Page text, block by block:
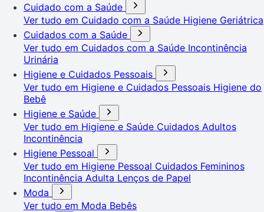
Cuidado com a Saúde
Ver tudo em Cuidado com a Saúde Higiene Geriátrica
Cuidados com a Saúde
Ver tudo em Cuidados com a Saúde Incontinência
Urinária
Higiene e Cuidados Pessoais
Ver tudo em Higiene e Cuidados Pessoais Higiene do
Bebê
Higiene e Saúde
Ver tudo em Higiene e Saúde Cuidados Adultos
Incontinência
Higiene Pessoal
Ver tudo em Higiene Pessoal Cuidados Femininos
Incontinência Adulta Lenços de Papel
Moda
Ver tudo em Moda Bebês